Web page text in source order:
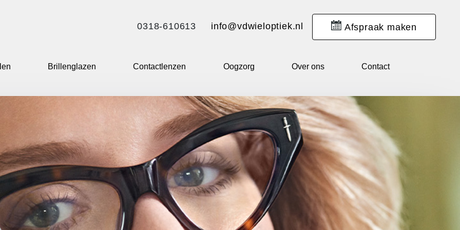
0318-610613 info@vdwieloptiek.nl Afspraak maken
Brillenglazen Contactlenzen Oogzorg Over ons Contact